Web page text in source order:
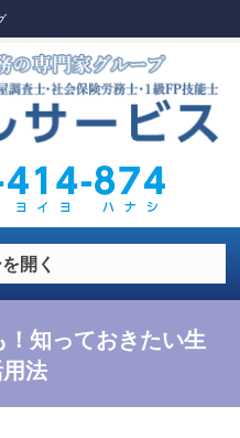
開く
知っておきたい生
法